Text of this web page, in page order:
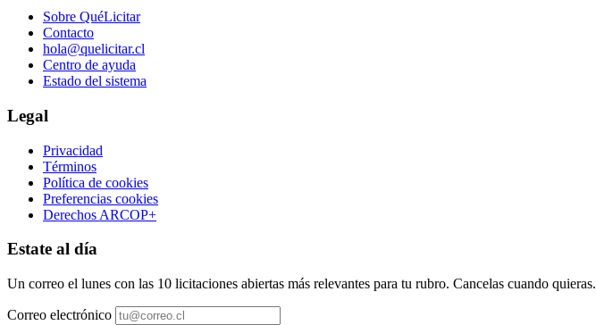
Sobre QuéLicitar
Contacto
hola@quelicitar.cl
Centro de ayuda
Estado del sistema
Legal
Privacidad
Términos
Política de cookies
Preferencias cookies
Derechos ARCOP+
Estate al día
Un correo el lunes con las 10 licitaciones abiertas más relevantes para tu rubro. Cancelas cuando quieras.
Correo electrónico